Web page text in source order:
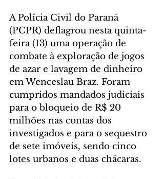
A Polícia Civil do Paraná
(PCPR) deflagrou nesta quinta-
feira (13) uma operação de
combate à exploração de jogos
de azar e lavagem de dinheiro
em Wenceslau Braz. Foram
cumpridos mandados judiciais
para o bloqueio de R$ 20
milhões nas contas dos
investigados e para o sequestro
de sete imóveis, sendo cinco
lotes urbanos e duas chácaras.